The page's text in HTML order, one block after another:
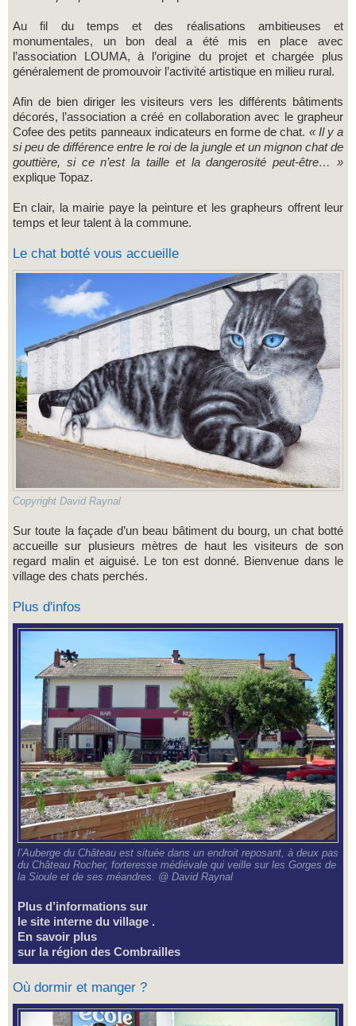
Au fil du temps et des réalisations ambitieuses et
monumentales, un bon deal a été mis en place avec
l’association LOUMA, à l’origine du projet et chargée plus
généralement de promouvoir l’activité artistique en milieu rural.
Afin de bien diriger les visiteurs vers les différents bâtiments
décorés, l’association a créé en collaboration avec le grapheur
Cofee des petits panneaux indicateurs en forme de chat. « Il y a
si peu de différence entre le roi de la jungle et un mignon chat de
gouttière, si ce n’est la taille et la dangerosité peut-être… »
explique Topaz.
En clair, la mairie paye la peinture et les grapheurs offrent leur
temps et leur talent à la commune.
Le chat botté vous accueille
Copyright David Raynal
Sur toute la façade d’un beau bâtiment du bourg, un chat botté
accueille sur plusieurs mètres de haut les visiteurs de son
regard malin et aiguisé. Le ton est donné. Bienvenue dans le
village des chats perchés.
Plus d'infos
l’Auberge du Château est située dans un endroit reposant, à deux pas
du Château Rocher, forteresse médiévale qui veille sur les Gorges de
la Sioule et de ses méandres. @ David Raynal
Plus d’informations sur
le site interne du village .
En savoir plus
sur la région des Combrailles
Où dormir et manger ?